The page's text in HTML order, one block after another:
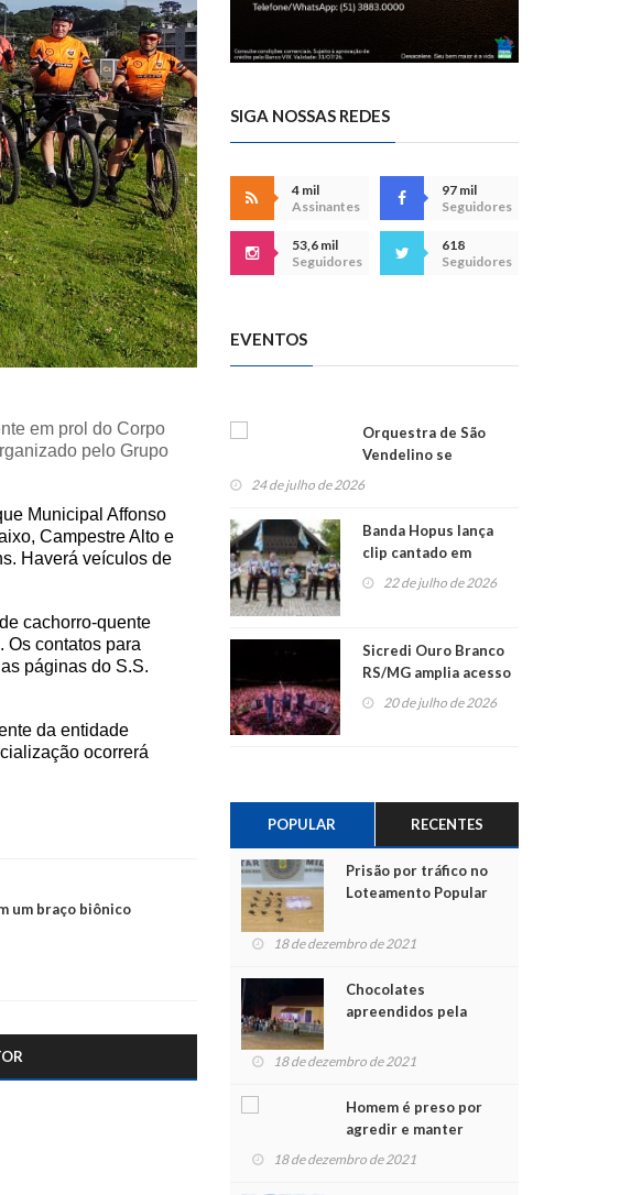
em prol do Corpo
pelo Grupo
Municipal Affonso
Campestre Alto e
Haverá veículos de
cachorro-quente
. Os contatos para
páginas do S.S.
da entidade
ocorrerá
um braço biônico
SIGA NOSSAS REDES
4 mil
Assinantes
97 mil
Seguidores
53,6 mil
Seguidores
618
Seguidores
EVENTOS
Orquestra de São
Vendelino se
apresenta na
24 de julho de 2026
Banda Hopus lança
clip cantado em
alemão e inglês
22 de julho de 2026
Sicredi Ouro Branco
RS/MG amplia acesso
ao show dos 45 anos
para mais associados
20 de julho de 2026
POPULAR RECENTES
Prisão por tráfico no
Loteamento Popular
18 de dezembro de 2021
Chocolates
apreendidos pela
para crianças na
18 de dezembro de 2021
Homem é preso por
agredir e manter
mulher em cárcere
18 de dezembro de 2021